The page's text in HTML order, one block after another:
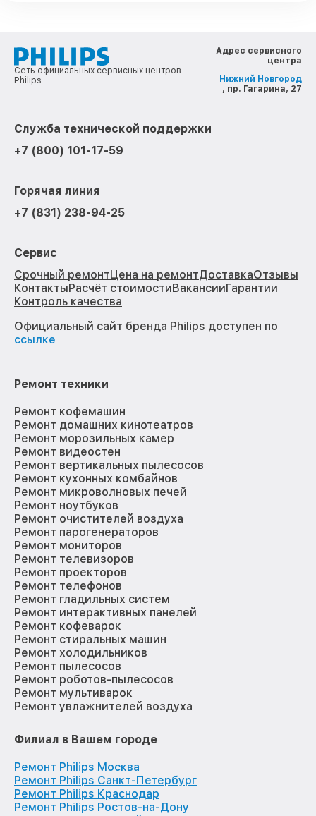
Сеть официальных сервисных центров
Philips
Адрес сервисного
центра
Нижний Новгород
, пр. Гагарина, 27
Служба технической поддержки
+7 (800) 101-17-59
Горячая линия
+7 (831) 238-94-25
Сервис
Срочный ремонтЦена на ремонтДоставкаОтзывы
КонтактыРасчёт стоимостиВакансииГарантии
Контроль качества
Официальный сайт бренда Philips доступен по
ссылке
Ремонт техники
Ремонт кофемашин
Ремонт домашних кинотеатров
Ремонт морозильных камер
Ремонт видеостен
Ремонт вертикальных пылесосов
Ремонт кухонных комбайнов
Ремонт микроволновых печей
Ремонт ноутбуков
Ремонт очистителей воздуха
Ремонт парогенераторов
Ремонт мониторов
Ремонт телевизоров
Ремонт проекторов
Ремонт телефонов
Ремонт гладильных систем
Ремонт интерактивных панелей
Ремонт кофеварок
Ремонт стиральных машин
Ремонт холодильников
Ремонт пылесосов
Ремонт роботов-пылесосов
Ремонт мультиварок
Ремонт увлажнителей воздуха
Филиал в Вашем городе
Ремонт Philips Москва
Ремонт Philips Санкт-Петербург
Ремонт Philips Краснодар
Ремонт Philips Ростов-на-Дону